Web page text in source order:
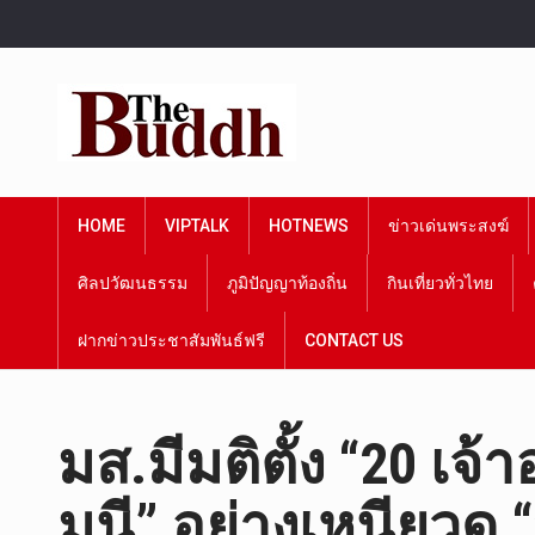
HOME VIPTALK HOTNEWS ข่าวเด่นพระสงฆ์
ศิลปวัฒนธรรม ภูมิปัญญาท้องถิ่น กินเที่ยวทั่วไทย
ฝากข่าวประชาสัมพันธ์ฟรี CONTACT US
มส.มีมติตั้ง “20 เจ้